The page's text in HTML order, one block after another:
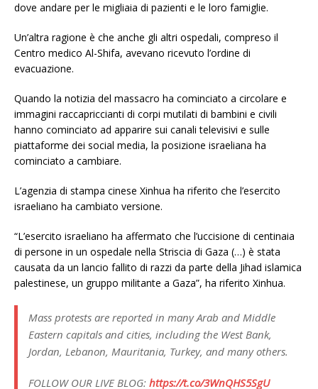
dove andare per le migliaia di pazienti e le loro famiglie.
Un’altra ragione è che anche gli altri ospedali, compreso il
Centro medico Al-Shifa, avevano ricevuto l’ordine di
evacuazione.
Quando la notizia del massacro ha cominciato a circolare e
immagini raccapriccianti di corpi mutilati di bambini e civili
hanno cominciato ad apparire sui canali televisivi e sulle
piattaforme dei social media, la posizione israeliana ha
cominciato a cambiare.
L’agenzia di stampa cinese Xinhua ha riferito che l’esercito
israeliano ha cambiato versione.
“L’esercito israeliano ha affermato che l’uccisione di centinaia
di persone in un ospedale nella Striscia di Gaza (…) è stata
causata da un lancio fallito di razzi da parte della Jihad islamica
palestinese, un gruppo militante a Gaza”, ha riferito Xinhua.
Mass protests are reported in many Arab and Middle
Eastern capitals and cities, including the West Bank,
Jordan, Lebanon, Mauritania, Turkey, and many others.
FOLLOW OUR LIVE BLOG: https://t.co/3WnQHS5SgU